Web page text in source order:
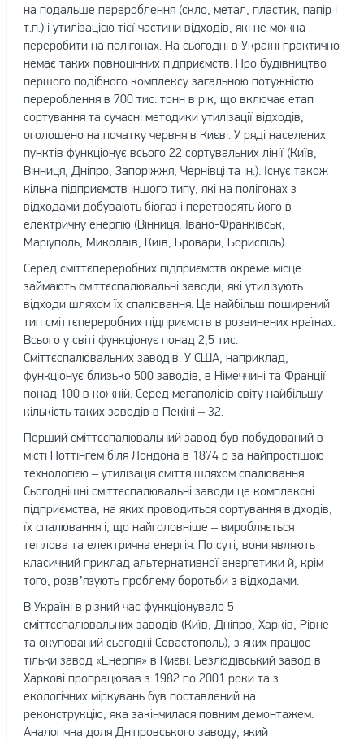
на подальше перероблення (скло, метал, пластик, папір і
т.п.) і утилізацією тієї частини відходів, які не можна
переробити на полігонах. На сьогодні в Україні практично
немає таких повноцінних підприємств. Про будівництво
першого подібного комплексу загальною потужністю
перероблення в 700 тис. тонн в рік, що включає етап
сортування та сучасні методики утилізації відходів,
оголошено на початку червня в Києві. У ряді населених
пунктів функціонує всього 22 сортувальних лінії (Київ,
Вінниця, Дніпро, Запоріжжя, Чернівці та ін.). Існує також
кілька підприємств іншого типу, які на полігонах з
відходами добувають біогаз і перетворять його в
електричну енергію (Вінниця, Івано-Франківськ,
Маріуполь, Миколаїв, Київ, Бровари, Бориспіль).
Серед сміттєпереробних підприємств окреме місце
займають сміттєспалювальні заводи, які утилізують
відходи шляхом їх спалювання. Це найбільш поширений
тип сміттєпереробних підприємств в розвинених країнах.
Всього у світі функціонує понад 2,5 тис.
Сміттєспалювальних заводів. У США, наприклад,
функціонує близько 500 заводів, в Німеччині та Франції
понад 100 в кожній. Серед мегаполісів світу найбільшу
кількість таких заводів в Пекіні – 32.
Перший сміттєспалювальний завод був побудований в
місті Ноттінгем біля Лондона в 1874 р за найпростішою
технологією – утилізація сміття шляхом спалювання.
Сьогоднішні сміттєспалювальні заводи це комплексні
підприємства, на яких проводиться сортування відходів,
їх спалювання і, що найголовніше – виробляється
теплова та електрична енергія. По суті, вони являють
класичний приклад альтернативної енергетики й, крім
того, розв’язують проблему боротьби з відходами.
В Україні в різний час функціонувало 5
сміттєспалювальних заводів (Київ, Дніпро, Харків, Рівне
та окупований сьогодні Севастополь), з яких працює
тільки завод «Енергія» в Києві. Безлюдівський завод в
Харкові пропрацював з 1982 по 2001 роки та з
екологічних міркувань був поставлений на
реконструкцію, яка закінчилася повним демонтажем.
Аналогічна доля Дніпровського заводу, який